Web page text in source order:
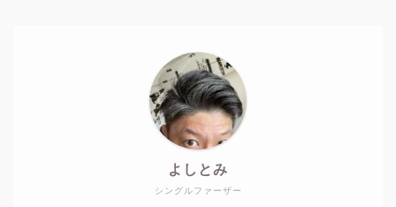
シングルファーザー
よしとみ